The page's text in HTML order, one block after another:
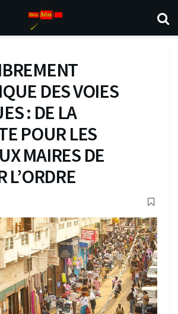
DES VOIES
: DE LA
POUR LES
MAIRES DE
L’ORDRE